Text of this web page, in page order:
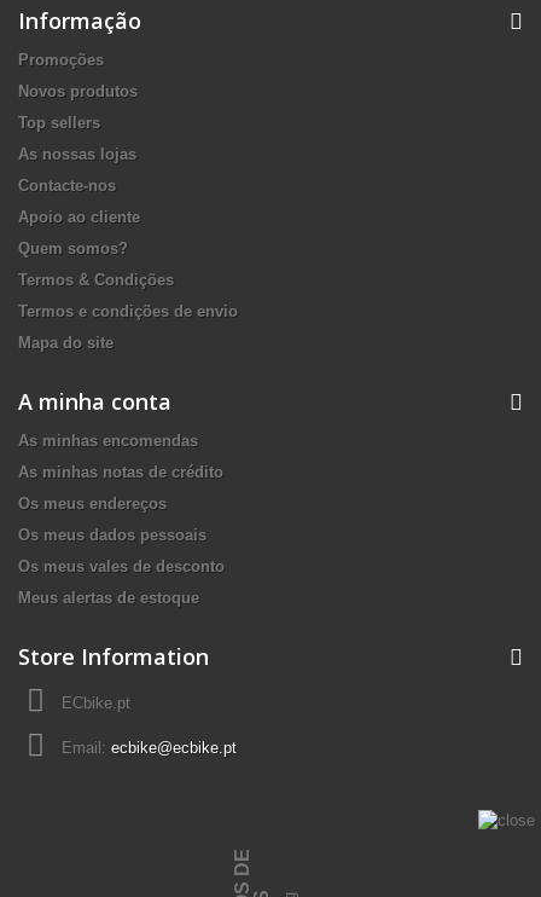
Informação
Promoções
Novos produtos
Top sellers
As nossas lojas
Contacte-nos
Apoio ao cliente
Quem somos?
Termos & Condições
Termos e condições de envio
Mapa do site
A minha conta
As minhas encomendas
As minhas notas de crédito
Os meus endereços
Os meus dados pessoais
Os meus vales de desconto
Meus alertas de estoque
Store Information
ECbike.pt
Email: ecbike@ecbike.pt